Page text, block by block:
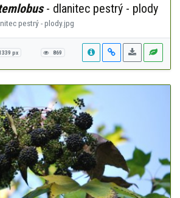
- dlanitec pestrý - plody
pestrý - plody.jpg
px 869